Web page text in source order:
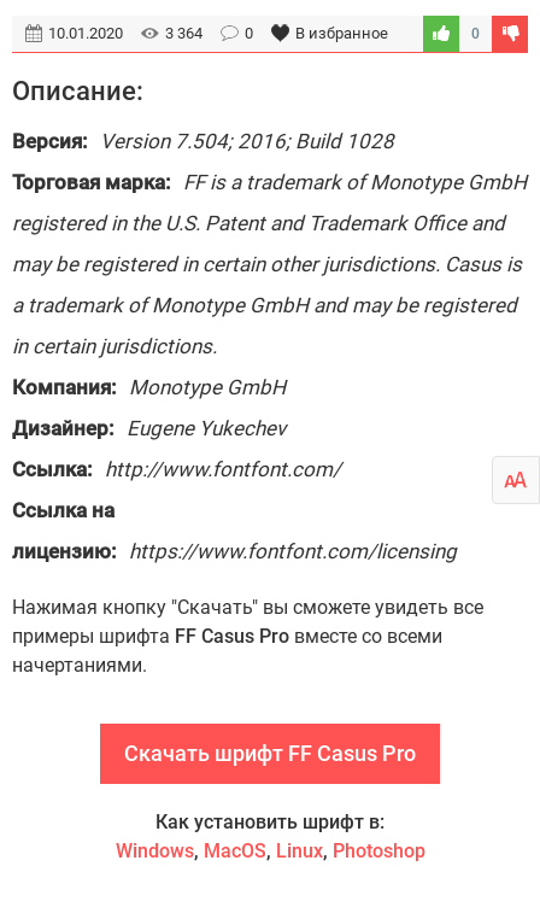
10.01.2020 3 364 0 В избранное 0
Описание:
Версия:
Version 7.504; 2016; Build 1028
Торговая марка: FF is a trademark of Monotype GmbH
registered in the U.S. Patent and Trademark Office and
may be registered in certain other jurisdictions. Casus is
a trademark of Monotype GmbH and may be registered
in certain jurisdictions.
Компания: Monotype GmbH
Дизайнер: Eugene Yukechev
Ссылка: http://www.fontfont.com/
Ссылка на
лицензию: https://www.fontfont.com/licensing
Нажимая кнопку "Скачать" вы сможете увидеть все
примеры шрифта FF Casus Pro вместе со всеми
начертаниями.
Скачать шрифт FF Casus Pro
Как установить шрифт в:
Windows, MacOS, Linux, Photoshop